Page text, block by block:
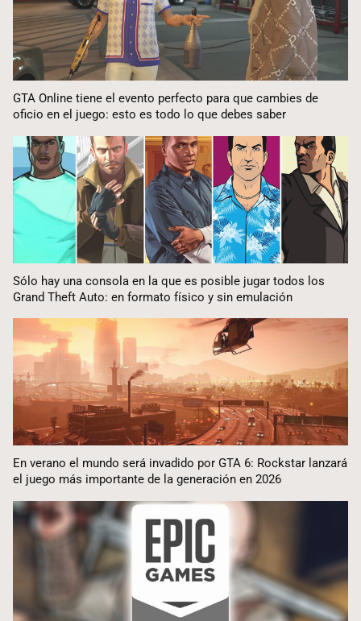
GTA Online tiene el evento perfecto para que cambies de
oficio en el juego: esto es todo lo que debes saber
Sólo hay una consola en la que es posible jugar todos los
Grand Theft Auto: en formato físico y sin emulación
En verano el mundo será invadido por GTA 6: Rockstar lanzará
el juego más importante de la generación en 2026